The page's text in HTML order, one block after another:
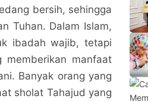
bersih, sehingga
Tuhan. Dalam Islam,
ibadah wajib, tetapi
memberikan manfaat
Banyak orang yang
sholat Tahajud yang